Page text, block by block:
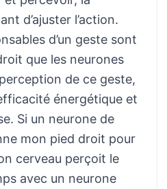
d’ajuster l’action.
d’un geste sont
que les neurones
de ce geste,
énergétique et
Si un neurone de
mon pied droit pour
cerveau perçoit le
avec un neurone